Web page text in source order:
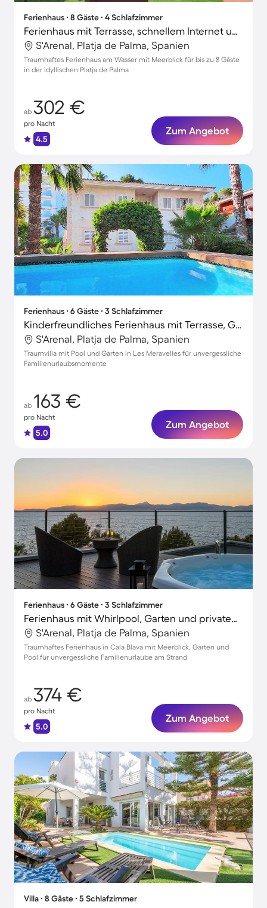
Ferienhaus ∙ 8 Gäste ∙ 4 Schlafzimmer
Ferienhaus mit Terrasse, schnellem Internet und Grill | Strandblick
S'Arenal, Platja de Palma, Spanien
Traumhaftes Ferienhaus am Wasser mit Meerblick für bis zu 8 Gäste
in der idyllischen Platja de Palma
ab 302 €
pro Nacht
4.5
Zum Angebot
Ferienhaus ∙ 6 Gäste ∙ 3 Schlafzimmer
Kinderfreundliches Ferienhaus mit Terrasse, Garten und privatem Pool | Nah am Strand
S'Arenal, Platja de Palma, Spanien
Traumvilla mit Pool und Garten in Les Meravelles für unvergessliche
Familienurlaubsmomente
ab 163 €
pro Nacht
5.0
Zum Angebot
Ferienhaus ∙ 6 Gäste ∙ 3 Schlafzimmer
Ferienhaus mit Whirlpool, Garten und privatem Pool | Panoramablick
S'Arenal, Platja de Palma, Spanien
Traumhaftes Ferienhaus in Cala Blava mit Meerblick, Garten und
Pool für unvergessliche Familienurlaube am Strand
ab 374 €
pro Nacht
5.0
Zum Angebot
Villa ∙ 8 Gäste ∙ 5 Schlafzimmer